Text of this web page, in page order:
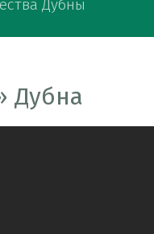
Дубны
Дубна